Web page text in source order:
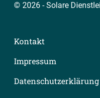
© 2026 - Solare
Kontakt
Impressum
Datenschutzerklärung